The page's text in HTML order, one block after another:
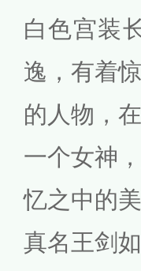
白色宫装
逸，有着
的人物，
一个女神
忆之中的
真名王剑